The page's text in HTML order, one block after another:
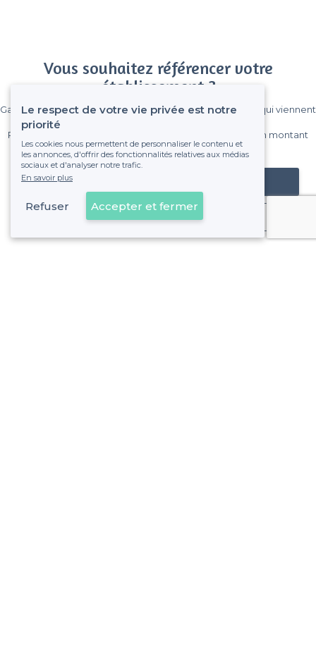
Vous souhaitez référencer votre
établissement ?
Gagnez de nombreux clients parmi le million de visiteurs qui viennent
Pas de commissions et sans engagement, vous payez un montant
fixe sans risque de voir déraper la facture.
Référencer mon établissement
Déjà client
Le respect de votre vie privée est notre
priorité
Les cookies nous permettent de personnaliser le contenu et
les annonces, d'offrir des fonctionnalités relatives aux médias
sociaux et d'analyser notre trafic.
En savoir plus
Refuser Accepter et fermer